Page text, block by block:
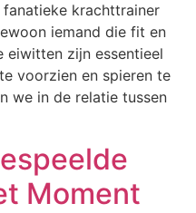
krachttrainer
iemand die fit en
zijn essentieel
voorzien en spieren te
we in de relatie tussen
Moment